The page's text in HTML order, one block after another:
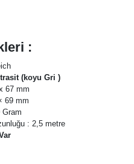
:
(koyu Gri )
67 mm
69 mm
: 2,5 metre